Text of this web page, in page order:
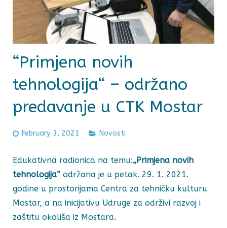
“Primjena novih
tehnologija“ – održano
predavanje u CTK Mostar
February 3, 2021 Novosti
Edukativna radionica na temu:„Primjena novih
tehnologija” održana je u petak. 29. 1. 2021.
godine u prostorijama Centra za tehničku kulturu
Mostar, a na inicijativu Udruge za održivi razvoj i
zaštitu okoliša iz Mostara.